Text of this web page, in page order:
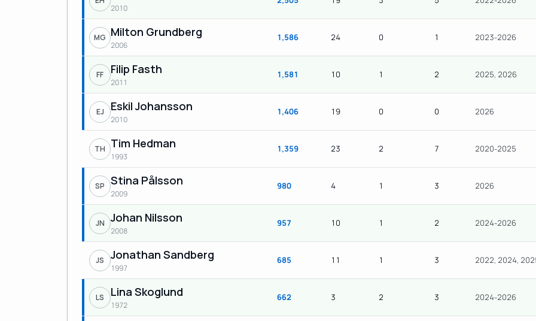
2010
MG Milton Grundberg
2006
1,586 24 0 1 2023-2026
FF Filip Fasth
2011
1,581 10 1 2 2025, 2026
EJ Eskil Johansson
2010
1,406 19 0 0 2026
TH Tim Hedman
1993
1,359 23 2 7 2020-2025
SP Stina Pålsson
2009
980 4 1 3 2026
JN Johan Nilsson
2008
957 10 1 2 2024-2026
JS Jonathan Sandberg
1997
685 11 1 3 2022, 2024,
LS Lina Skoglund
1972
662 3 2 3 2024-2026